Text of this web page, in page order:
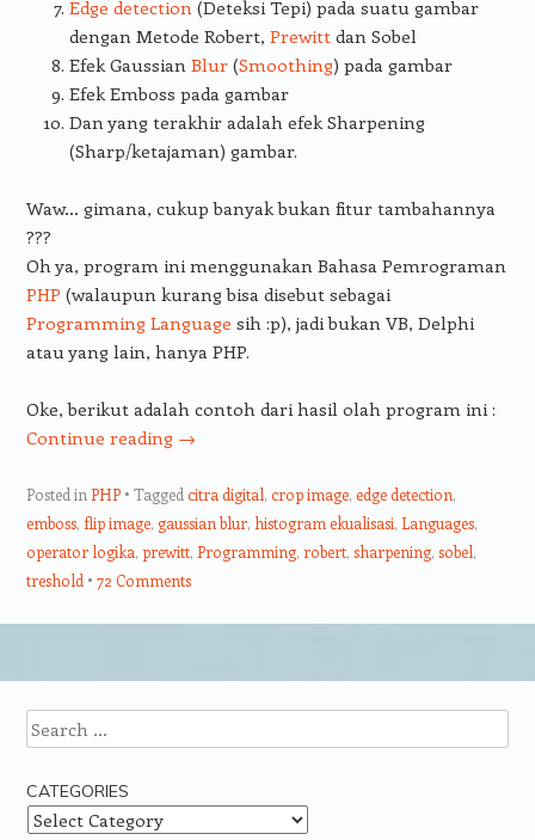
Edge detection(Deteksi Tepi) pada suatu gambar
dengan Metode Robert, Prewittdan Sobel
Efek Gaussian Blur(Smoothing) pada gambar
Efek Emboss pada gambar
Dan yang terakhir adalah efek Sharpening
(Sharp/ketajaman) gambar.
Waw… gimana, cukup banyak bukan fitur tambahannya
???
Oh ya, program ini menggunakan Bahasa Pemrograman
PHP (walaupun kurang bisa disebut sebagai
Programming Language sih :p), jadi bukan VB, Delphi
atau yang lain, hanya PHP.
Oke, berikut adalah contoh dari hasil olah program ini :
Continue reading →
Posted in PHP Tagged citra digital, crop image, edge detection,
emboss, flip image, gaussian blur, histogram ekualisasi, Languages,
operator logika, prewitt, Programming, robert, sharpening, sobel,
treshold
72 Comments
Search
CATEGORIES
Categories